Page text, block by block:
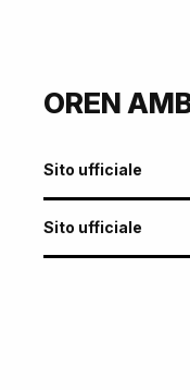
OREN
Sito ufficiale
Sito ufficiale